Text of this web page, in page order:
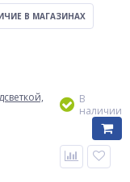
В МАГАЗИНАХ
В
наличии